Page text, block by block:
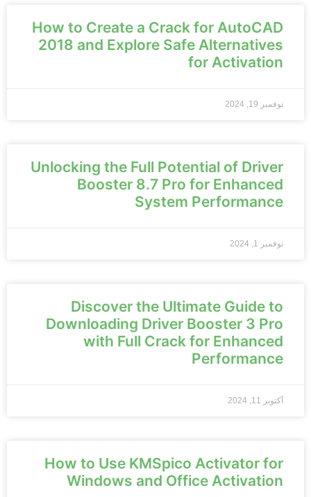
How to Create a Crack for AutoCAD
2018 and Explore Safe Alternatives
for Activation
نوفمبر 19, 2024
Unlocking the Full Potential of Driver
Booster 8.7 Pro for Enhanced
System Performance
نوفمبر 1, 2024
Discover the Ultimate Guide to
Downloading Driver Booster 3 Pro
with Full Crack for Enhanced
Performance
أكتوبر 11, 2024
How to Use KMSpico Activator for
Windows and Office Activation